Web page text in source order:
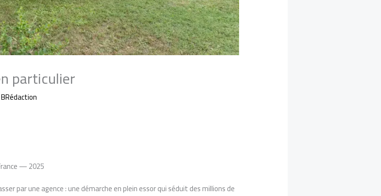
particulier
BRédaction
— 2025
par une agence : une démarche en plein essor qui séduit des millions de